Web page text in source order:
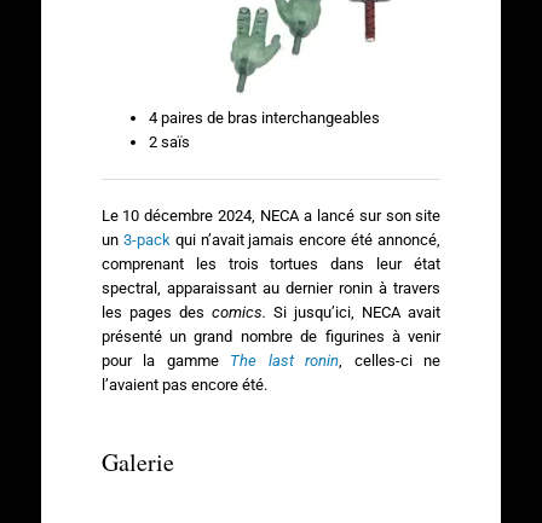
4 paires de bras interchangeables
2 saïs
Le 10 décembre 2024, NECA a lancé sur son site
un 3-pack qui n’avait jamais encore été annoncé,
comprenant les trois tortues dans leur état
spectral, apparaissant au dernier ronin à travers
les pages des comics.Si jusqu’ici, NECA avait
présenté un grand nombre de figurines à venir
pour la gamme The last ronin , celles-ci ne
l’avaient pas encore été.
Galerie